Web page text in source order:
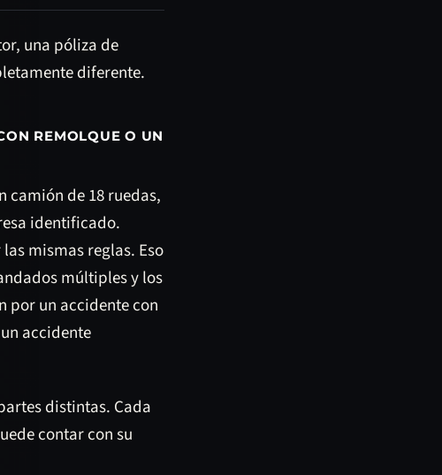
una póliza de
diferente.
REMOLQUE O UN
camión de 18 ruedas,
identificado.
mismas reglas. Eso
múltiples y los
por un accidente con
accidente
distintas. Cada
contar con su